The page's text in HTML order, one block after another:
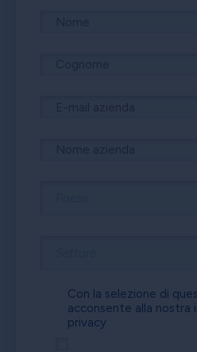
Con la selezione di
acconsente alla nostra
privacy